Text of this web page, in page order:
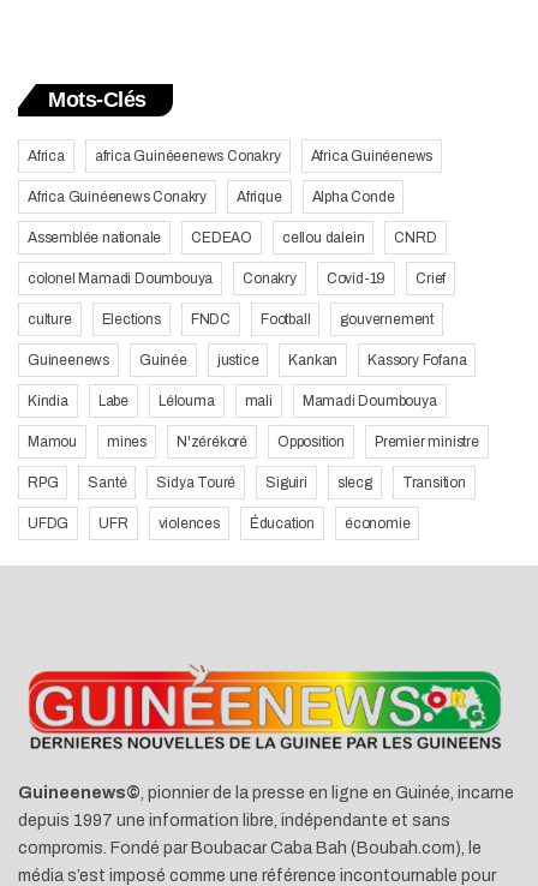
Mots-Clés
Africa africa Guinéeenews Conakry Africa Guinéenews
Africa Guinéenews Conakry Afrique Alpha Conde
Assemblée nationale CEDEAO cellou dalein CNRD
colonel Mamadi Doumbouya Conakry Covid-19 Crief
culture Elections FNDC Football gouvernement
Guineenews Guinée justice Kankan Kassory Fofana
Kindia Labe Lélouma mali Mamadi Doumbouya
Mamou mines N'zérékoré Opposition Premier ministre
RPG Santé Sidya Touré Siguiri slecg Transition
UFDG UFR violences Éducation économie
Guineenews© , pionnier de la presse en ligne en Guinée, incarne
depuis 1997 une information libre, indépendante et sans
compromis. Fondé par Boubacar Caba Bah (Boubah.com), le
média s’est imposé comme une référence incontournable pour